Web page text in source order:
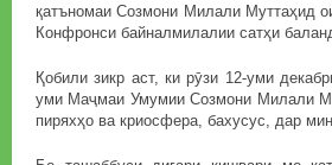
қатъномаи Созмони Милали Муттаҳид
Конфронси байналмилалии сатҳи
Қобили зикр аст, ки рӯзи 12-уми
уми Маҷмаи Умумии Созмони Милали
пиряхҳо ва криосфера, бахусус, дар